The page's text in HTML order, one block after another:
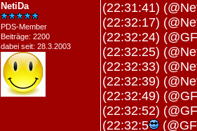
NetiDa
PDS-Member
Beiträge: 2200
dabei seit: 28.3.2003
(22:31:41)
(22:32:17)
(22:32:24)
(22:32:25)
(22:32:33)
(22:32:39)
(22:32:49)
(22:32:52)
(22:32:5